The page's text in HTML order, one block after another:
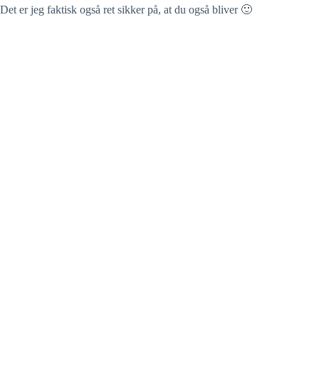
Det er jeg faktisk også ret sikker på, at du også bliver 🙂